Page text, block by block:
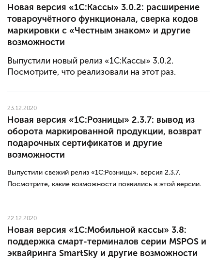
Новая версия «1С:Кассы» 3.0.2: расширение
товароучётного функционала, сверка кодов
маркировки с «Честным знаком» и другие
возможности
Выпустили новый релиз «1С:Кассы» 3.0.2.
Посмотрите, что реализовали на этот раз.
23.12.2020
Новая версия «1С:Розницы» 2.3.7: вывод из
оборота маркированной продукции, возврат
подарочных сертификатов и другие
возможности
Выпустили свежий релиз «1С:Розницы», версия 2.3.7.
Посмотрите, какие возможности появились в этой версии.
22.12.2020
Новая версия «1С:Мобильной кассы» 3.8:
поддержка смарт-терминалов серии MSPOS и
эквайринга SmartSky и другие возможности